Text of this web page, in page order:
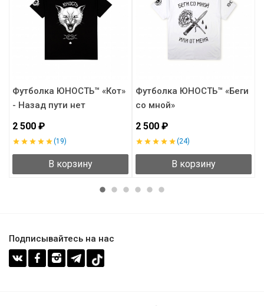
Футболка ЮНОСТЬ™ «Кот»
- Назад пути нет
2 500 ₽
(19)
В корзину
Футболка ЮНОСТЬ™ «Беги
со мной»
2 500 ₽
(24)
В корзину
Подписывайтесь на нас